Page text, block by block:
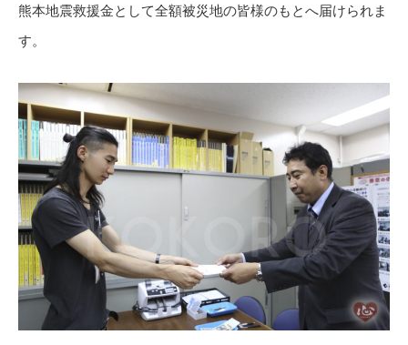
熊本地震救援金として全額被災地の皆様のもとへ届けられま
す。